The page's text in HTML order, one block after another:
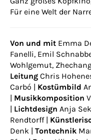
Für eine Welt der
Von und mit Emma
Fanelli, Emil
Wohlgemut,
Leitung Chris
Carbó | Kostümbild
| Musikkomposition
| Lichtdesign Anja
Rendtorff |
Denk | Tontechnik